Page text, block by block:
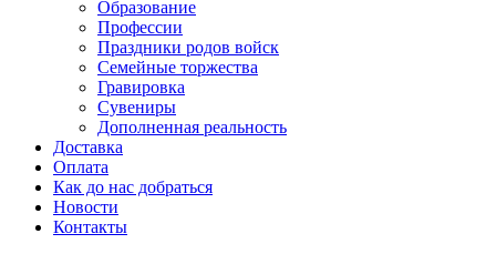
Образование
Профессии
Праздники родов войск
Семейные торжества
Гравировка
Сувениры
Дополненная реальность
Доставка
Оплата
Как до нас добраться
Новости
Контакты